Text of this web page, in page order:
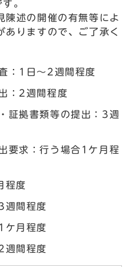
。
陳述の開催の有無等によ
ありますので、ご了承く
：1日～2週間程度
：2週間程度
証拠書類等の提出：3週
要求：行う場合1ケ月程
程度
週間程度
ケ月程度
週間程度